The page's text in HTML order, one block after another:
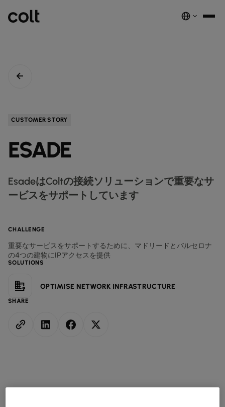
ダークファイバー
COLT WAVE(専用線)
卸売SIP
map ネットワークマップ
handshake パートナー
ホールセール & ハイパースケーラー
デジタルエコシステムを、安全でインテリジェントな単一プラットフ
詳しく見る
NETWORK-AS-A-SERVICE
イーサネット
専用インターネットアクセス
デジタル分野の導入事例
storefront リテール(小売)
キャピタル・マーケット
3p 通信
実績と成果
ン。
ソリューション
cable インフラの最適化を実現
業種別
forklift 製造業
pill 製薬
storefront リテール(小売)
shield
delivery_truck_speed 運輸・物流
ラックコロケーション
接続サービス​
IP トランジット
AAS (オンデマンドサービス)
IP VPN
SD-WAN + SASE
COLTのネットワーク​
fingerprint 会社概要
COLTのネットワーク
newsmode インサイト
ニュースルーム
docs データシート
podcasts ニュースレター
CUSTOMER STORY
ESADE
EsadeはColtの接続ソリューションで重要なサ
ービスをサポートしています
CHALLENGE
重要なサービスをサポートするために、マドリードとバルセロナ
の4つの建物にIPアクセスを提供
SOLUTIONS
OPTIMISE NETWORK INFRASTRUCTURE
SHARE